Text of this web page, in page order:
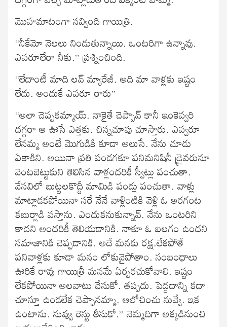
మొహమాటంగా నవ్వింది గాయిత్రి.
“నీకేమో నెలలు నిండుతున్నాయి. ఒంటరిగా ఉన్నావు.
ఎవరూలేరా నీకు.” ప్రశ్నించింది.
“లేదాంటీ మాది లవ్ మ్యారేజీ. అది మా వాళ్లకు ఇష్టం
లేదు. అందుకే ఎవరూ రారు”
“అలా చెప్పకమ్మాయ్. నాకైతే చెప్పావ్ కానీ ఇంకెవ్వరి
దగ్గరా ఆ ఊసే ఎత్తకు. చిన్నచూపు చూస్తారు. ఎవ్వరూ
లేనమ్మ అంటే మొగుడికి కూడా అలుసే. నేను చూడు
ఏకాకిని. అయినా ప్రతి పండగకూ పనిమనిషినీ డ్రైవరునూ
వెంటబెట్టుకుని తెలిసిన వాళ్లందరికీ స్వీట్లు పంచుతా.
వేసవిలో బుట్టలకొద్దీ మామిడి పండ్లు పంచుతా. వాళ్లు
మాట్లాడకపోయినా సరే నేనే వాళ్లింటికి వెళ్లి ఓ అరగంట
కబుర్లాడి వస్తాను. ఎందుకనుకున్నావ్. నేను ఒంటరిని
కాదని అందరికీ తెలియడానికి. నాకూ ఓ బలగం ఉందని
సమాజానికి చెప్పడానికి. అదే మనకు రక్ష.లేకపోతే
పనివాళ్లకు కూడా మనం లోకువైపోతాం. సంబంధాలు
ఊరికే రావు గాయిత్రీ మనమే ఏర్పరచుకోవాలి. ఇష్టం
లేకపోయినా అలవాటు చేసుకో. తప్పదు. పెద్దదాన్ని కదా
చూస్తూ ఉండలేక చెప్పానమ్మా. ఆలోచించు నువ్వే. ఇక
ఉంటాను. నువ్వు రెస్టు తీసుకో.” నెమ్మదిగా అక్కడినుంచి